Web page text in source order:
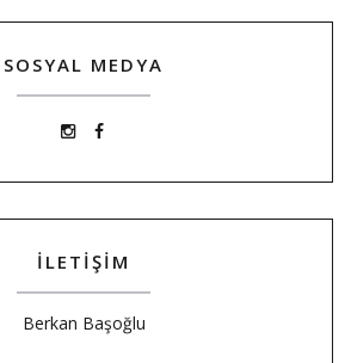
SOSYAL MEDYA
İLETİŞİM
Berkan Başoğlu